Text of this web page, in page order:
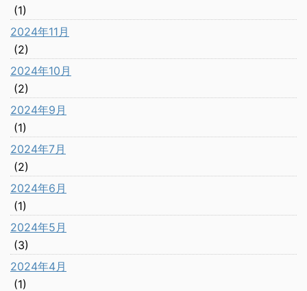
(1)
2024年11月
(2)
2024年10月
(2)
2024年9月
(1)
2024年7月
(2)
2024年6月
(1)
2024年5月
(3)
2024年4月
(1)